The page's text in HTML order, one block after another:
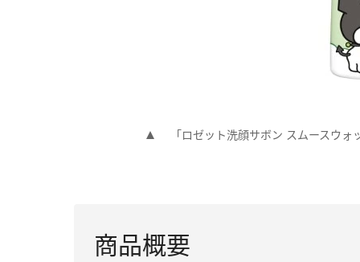
「ロゼット洗顔サボン スムースウォ
商品概要